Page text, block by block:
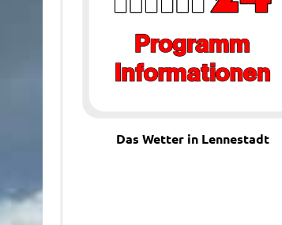
Das Wetter in Lennestadt